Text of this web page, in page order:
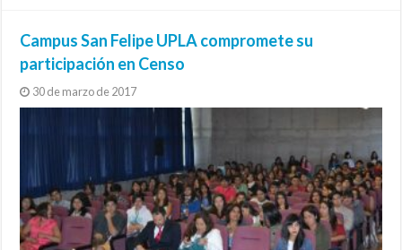
Campus San Felipe UPLA compromete su
participación en Censo
30 de marzo de 2017